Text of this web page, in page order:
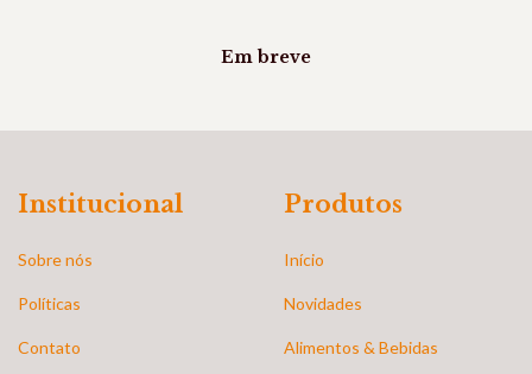
Em breve
Institucional
Sobre nós
Políticas
Contato
Produtos
Início
Novidades
Alimentos & Bebidas